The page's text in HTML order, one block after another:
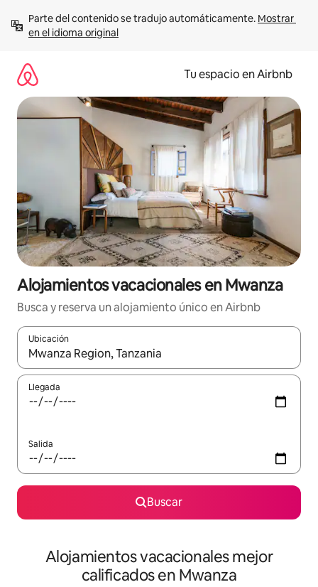
contenido
Parte del contenido se tradujo automáticamente. Mostrar
en el idioma original
Tu espacio en Airbnb
Alojamientos vacacionales en Mwanza
Busca y reserva un alojamiento único en Airbnb
Ubicación
Cuando los resultados estén disponibles, podrás navegar
Llegada
Salida
Buscar
Alojamientos vacacionales mejor
calificados en Mwanza